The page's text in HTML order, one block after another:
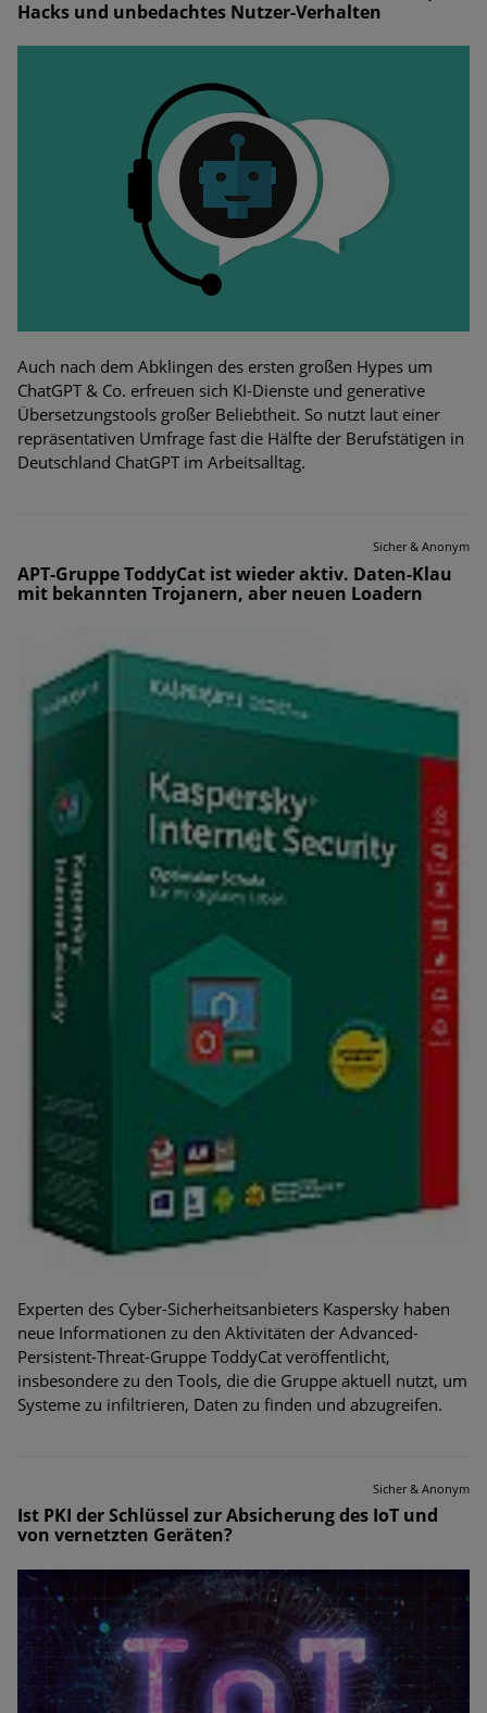
Hacks und unbedachtes Nutzer-Verhalten
Auch nach dem Abklingen des ersten großen Hypes um
ChatGPT & Co. erfreuen sich KI-Dienste und generative
Übersetzungstools großer Beliebtheit. So nutzt laut einer
repräsentativen Umfrage fast die Hälfte der Berufstätigen in
Deutschland ChatGPT im Arbeitsalltag.
Sicher & Anonym
APT-Gruppe ToddyCat ist wieder aktiv. Daten-Klau
mit bekannten Trojanern, aber neuen Loadern
Experten des Cyber-Sicherheitsanbieters Kaspersky haben
neue Informationen zu den Aktivitäten der Advanced-
Persistent-Threat-Gruppe ToddyCat veröffentlicht,
insbesondere zu den Tools, die die Gruppe aktuell nutzt, um
Systeme zu infiltrieren, Daten zu finden und abzugreifen.
Sicher & Anonym
Ist PKI der Schlüssel zur Absicherung des IoT und
von vernetzten Geräten?